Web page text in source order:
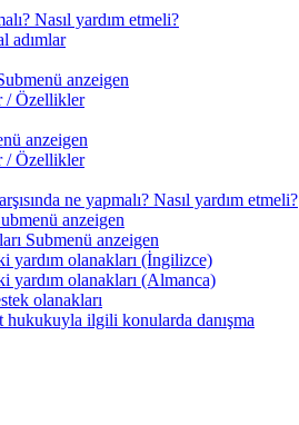
Nasıl yardım etmeli?
adımlar
anzeigen
/ Özellikler
anzeigen
/ Özellikler
ne yapmalı? Nasıl yardım etmeli?
anzeigen
Submenü anzeigen
yardım olanakları (İngilizce)
yardım olanakları (Almanca)
olanakları
hukukuyla ilgili konularda danışma